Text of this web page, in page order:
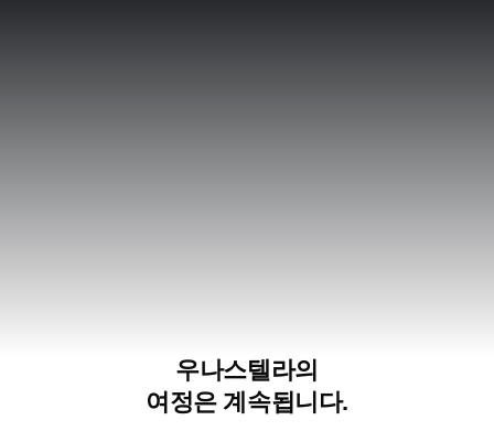
우나스텔라의
여정은 계속됩니다.